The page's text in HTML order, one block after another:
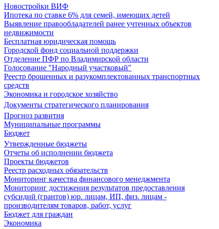
Новостройки ВИФ
Ипотека по ставке 6% для семей, имеющих детей
Выявление правообладателей ранее учтенных объектов
недвижимости
Бесплатная юридическая помощь
Городской фонд социальной поддержки
Отделение ПФР по Владимирской области
Голосование "Народный участковый"
Реестр брошенных и разукомплектованных транспортных
средств
Экономика и городское хозяйство
Документы стратегического планирования
Прогноз развития
Муниципальные программы
Бюджет
Утвержденные бюджеты
Отчеты об исполнении бюджета
Проекты бюджетов
Реестр расходных обязательств
Мониторинг качества финансового менеджмента
Мониторинг достижения результатов предоставления
субсидий (грантов) юр. лицам, ИП, физ. лицам -
производителям товаров, работ, услуг
Бюджет для граждан
Экономика